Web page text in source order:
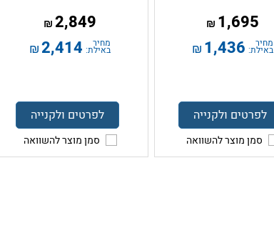
1,695
₪
מחיר
באילת: 1,436
₪
לפרטים ולקנייה
סמן מוצר להשוואה
2,849
₪
מחיר
באילת: 2,414
₪
לפרטים ולקנייה
סמן מוצר להשוואה